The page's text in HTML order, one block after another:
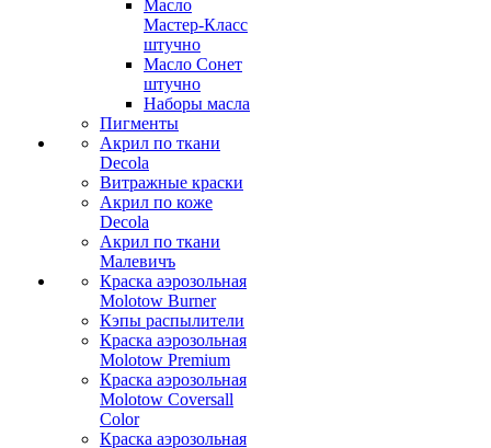
Масло
Мастер-Класс
штучно
Масло Сонет
штучно
Наборы масла
Пигменты
Акрил по ткани
Decola
Витражные краски
Акрил по коже
Decola
Акрил по ткани
Малевичъ
Краска аэрозольная
Molotow Burner
Кэпы распылители
Краска аэрозольная
Molotow Premium
Краска аэрозольная
Molotow Coversall
Color
Краска аэрозольная